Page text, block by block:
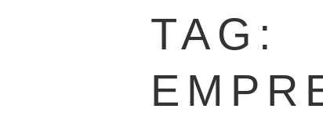
TAG: